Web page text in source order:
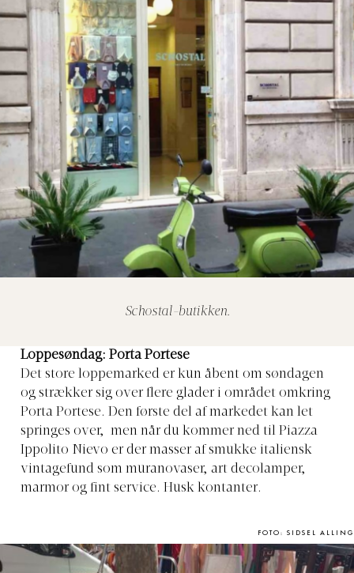
Schostal-butikken.
Loppesøndag: Porta Portese
Det store loppemarked er kun åbent om søndagen
og strækker sig over flere glader i området omkring
Porta Portese. Den første del af markedet kan let
springes over, men når du kommer ned til Piazza
Ippolito Nievo er der masser af smukke italiensk
vintagefund som muranovaser, art decolamper,
marmor og fint service. Husk kontanter.
FOTO: SIDSEL ALLING